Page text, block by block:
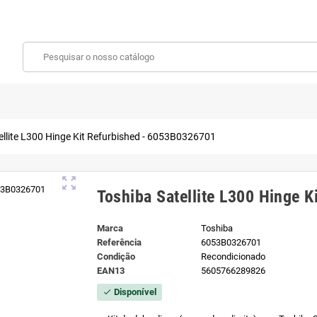
L300 Hinge Kit Refurbished - 6053B0326701
zoom_out_map
Toshiba Satellite L300 Hinge
Marca
Toshiba
Referência
6053B0326701
Condição
Recondicionado
EAN13
5605766289826
check Disponível